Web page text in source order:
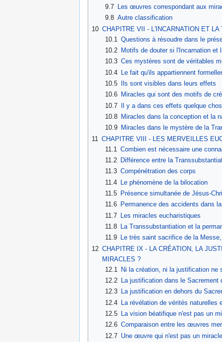
9.7
Les œuvres correspondant aux
9.8 Autre classification
10 CHAPITRE VII - L'INCARNATION ET
10.1 Questions à résoudre dans le
10.2
Motifs de douter si l'Incarnation
10.3 Ces mystères sont de véritables
10.4 Le fait qu'ils appartiennent
10.5
Ils sont visibles dans leurs effets
10.6
Miracles qui sont des motifs de
10.7 Il y a dans ces effets quelque
10.8
Miracles dans la conception et la
10.9
Miracles dans le mystère de la
11 CHAPITRE VIII - LES MERVEILLES
11.1 Combien est nécessaire une
11.2
Différence entre la
11.3 Compénétration des corps
11.4 Le phénomène de la bilocation
11.5
Présence simultanée de Jésus-
11.6
Permanence des accidents dans
11.7 Les miracles eucharistiques
11.8
La Transsubstantiation et la
11.9
Le très saint sacrifice de la
12 CHAPITRE IX - LA CRÉATION, LA
MIRACLES ?
12.1
Ni la création, ni la justification ne
12.2
La justification dans le
12.3
La justification en dehors du
12.4 La révélation de vérités naturelles
12.5
La vision béatifique n'est pas un
12.6 Comparaison entre les œuvres
12.7 Une œuvre qui n'est pas un